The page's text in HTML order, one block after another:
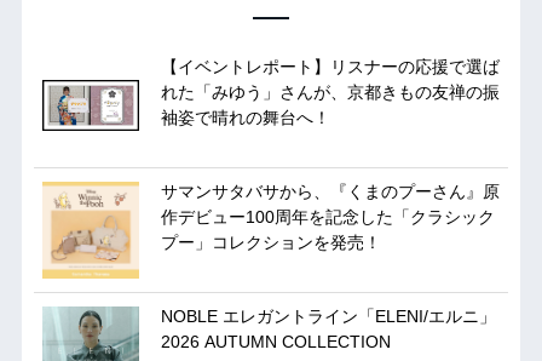
【イベントレポート】リスナーの応援で選ば
れた「みゆう」さんが、京都きもの友禅の振
袖姿で晴れの舞台へ！
サマンサタバサから、『くまのプーさん』原
作デビュー100周年を記念した「クラシック
プー」コレクションを発売！
NOBLE エレガントライン「ELENI/エルニ」
2026 AUTUMN COLLECTION